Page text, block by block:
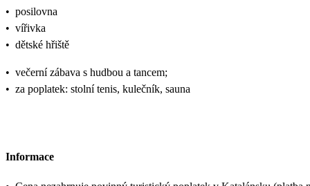
• posilovna
• vířivka
• dětské hřiště
• večerní zábava s hudbou a tancem;
• za poplatek: stolní tenis, kulečník, sauna
Informace